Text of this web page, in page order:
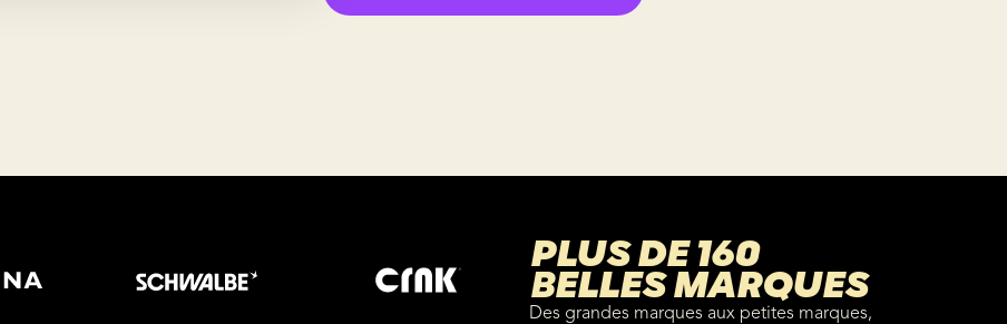
PLUS DE 160
BELLES MARQUES
Des grandes marques aux petites marques,